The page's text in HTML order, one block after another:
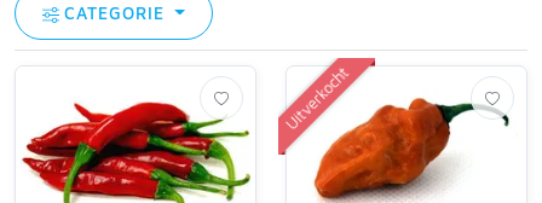
CATEGORIE
Uitverkocht